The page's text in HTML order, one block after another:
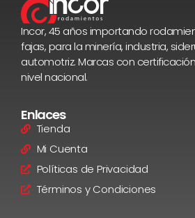
Incor, 45 años importando
fajas, para la minería, industria,
automotriz. Marcas con
nivel nacional.
Enlaces
Tienda
Mi Cuenta
Políticas de Privacidad
Términos y Condiciones